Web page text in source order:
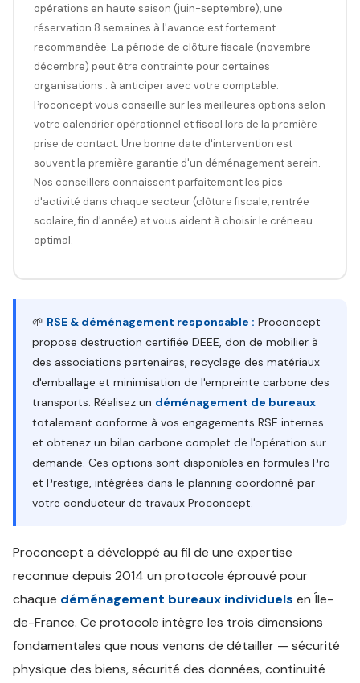
opérations en haute saison (juin-septembre), une
réservation 8 semaines à l'avance est fortement
recommandée. La période de clôture fiscale (novembre-
décembre) peut être contrainte pour certaines
organisations : à anticiper avec votre comptable.
Proconcept vous conseille sur les meilleures options selon
votre calendrier opérationnel et fiscal lors de la première
prise de contact. Une bonne date d'intervention est
souvent la première garantie d'un déménagement serein.
Nos conseillers connaissent parfaitement les pics
d'activité dans chaque secteur (clôture fiscale, rentrée
scolaire, fin d'année) et vous aident à choisir le créneau
optimal.
🌱 RSE & déménagement responsable : Proconcept
propose destruction certifiée DEEE, don de mobilier à
des associations partenaires, recyclage des matériaux
d'emballage et minimisation de l'empreinte carbone des
transports. Réalisez un déménagement de bureaux
totalement conforme à vos engagements RSE internes
et obtenez un bilan carbone complet de l'opération sur
demande. Ces options sont disponibles en formules Pro
et Prestige, intégrées dans le planning coordonné par
votre conducteur de travaux Proconcept.
Proconcept a développé au fil de une expertise
reconnue depuis 2014 un protocole éprouvé pour
chaque déménagement bureaux individuels en Île-
de-France. Ce protocole intègre les trois dimensions
fondamentales que nous venons de détailler — sécurité
physique des biens, sécurité des données, continuité